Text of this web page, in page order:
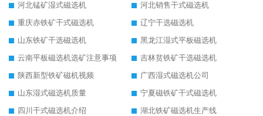
河北锰矿湿式磁选机
河北销售干式磁选机
重庆赤铁矿干式磁选机
辽宁干选磁选机
山东铁矿干选磁选机
黑龙江湿式平板磁选机
云南平板磁选机选矿注意事项
吉林贫铁矿干选磁选机
陕西新型铁矿磁机视频
广西湿式磁选机公司
山东湿式磁选机质量
宁夏磁铁矿干式磁选机
四川干式磁选机介绍
湖北铁矿磁选机生产线